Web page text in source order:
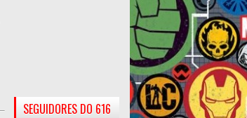
SEGUIDORES DO 616